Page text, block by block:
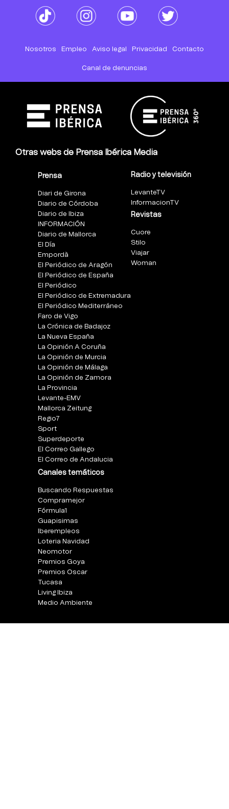
Nosotros Empleo Aviso legal Privacidad Contacto
Canal de denuncias
Otras webs de Prensa Ibérica Media
Prensa
Diari de Girona
Diario de Córdoba
Diario de Ibiza
INFORMACIÓN
Diario de Mallorca
El Día
Empordà
El Periódico de Aragón
El Periódico de España
El Periódico
El Periódico de Extremadura
El Periódico Mediterráneo
Faro de Vigo
La Crónica de Badajoz
La Nueva España
La Opinión A Coruña
La Opinión de Murcia
La Opinión de Málaga
La Opinión de Zamora
La Provincia
Levante-EMV
Mallorca Zeitung
Regio7
Sport
Superdeporte
El Correo Gallego
El Correo de Andalucia
Canales temáticos
Buscando Respuestas
Compramejor
Fórmula1
Guapisimas
Iberempleos
Loteria Navidad
Neomotor
Premios Goya
Premios Oscar
Tucasa
Living Ibiza
Medio Ambiente
Radio y televisión
LevanteTV
InformacionTV
Revistas
Cuore
Stilo
Viajar
Woman